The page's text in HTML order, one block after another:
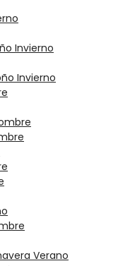
Invierno
Invierno
Verano